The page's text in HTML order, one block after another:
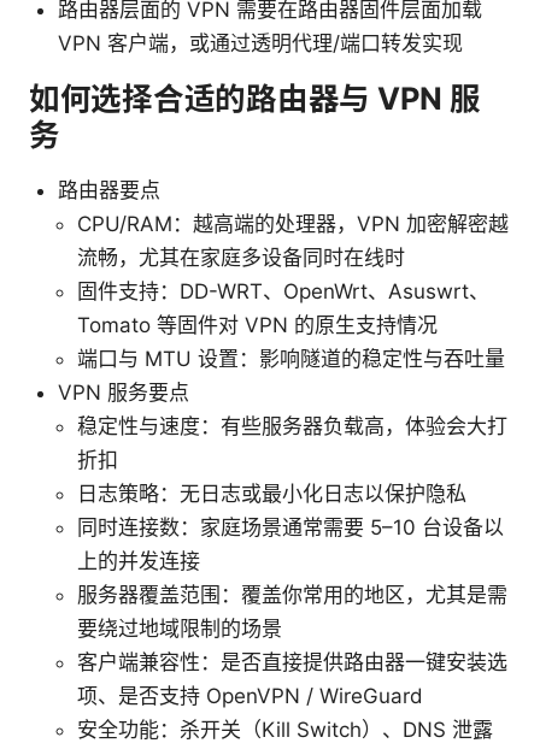
路由器层面的 VPN 需要在路由器固件层面加载
VPN 客户端，或通过透明代理/端口转发实现
如何选择合适的路由器与 VPN 服
务
路由器要点
CPU/RAM：越高端的处理器，VPN 加密解密越
流畅，尤其在家庭多设备同时在线时
固件支持：DD-WRT、OpenWrt、Asuswrt、
Tomato 等固件对 VPN 的原生支持情况
端口与 MTU 设置：影响隧道的稳定性与吞吐量
VPN 服务要点
稳定性与速度：有些服务器负载高，体验会大打
折扣
日志策略：无日志或最小化日志以保护隐私
同时连接数：家庭场景通常需要 5–10 台设备以
上的并发连接
服务器覆盖范围：覆盖你常用的地区，尤其是需
要绕过地域限制的场景
客户端兼容性：是否直接提供路由器一键安装选
项、是否支持 OpenVPN / WireGuard
安全功能：杀开关（Kill Switch）、DNS 泄露